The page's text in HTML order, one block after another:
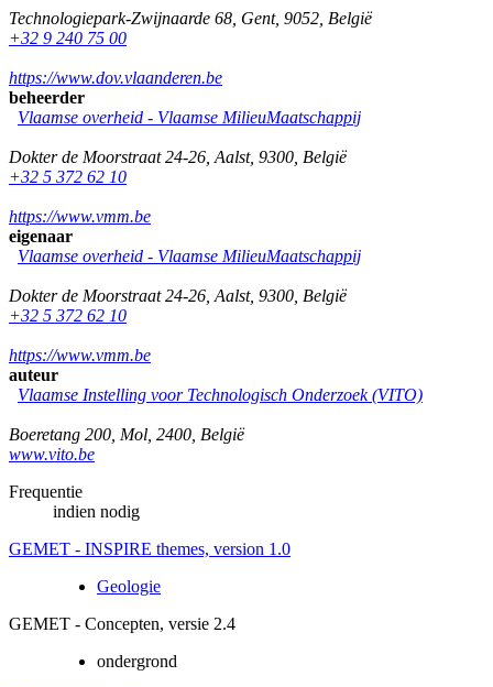
Technologiepark-Zwijnaarde 68 Gent, 9052 België
+32 9 240 75 00
https://www.dov.vlaanderen.be
beheerder
Vlaamse overheid - Vlaamse MilieuMaatschappij
Dokter de Moorstraat 24-26 Aalst, 9300 België
+32 5 372 62 10
https://www.vmm.be
eigenaar
Vlaamse overheid - Vlaamse MilieuMaatschappij
Dokter de Moorstraat 24-26 Aalst, 9300 België
+32 5 372 62 10
https://www.vmm.be
auteur
Vlaamse Instelling voor Technologisch Onderzoek (VITO)
Boeretang 200 Mol 2400 België
www.vito.be
Frequentie
indien nodig
GEMET - INSPIRE themes, version 1.0
Geologie
GEMET - Concepten, versie 2.4
ondergrond